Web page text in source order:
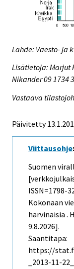
Lähde: Väestö- ja
Lisätietoja: Marjut
Nikander 09 1734
Vastaava
Päivitetty
Viittausohje:
Suomen
ISSN=1798-
Kokonaan
harvinaisia .
9.8.2026].
Saantitapa:
https://
_2013-11-